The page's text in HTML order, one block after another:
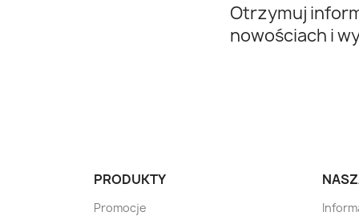
Otrzymuj
nowościach i
PRODUKTY
Promocje